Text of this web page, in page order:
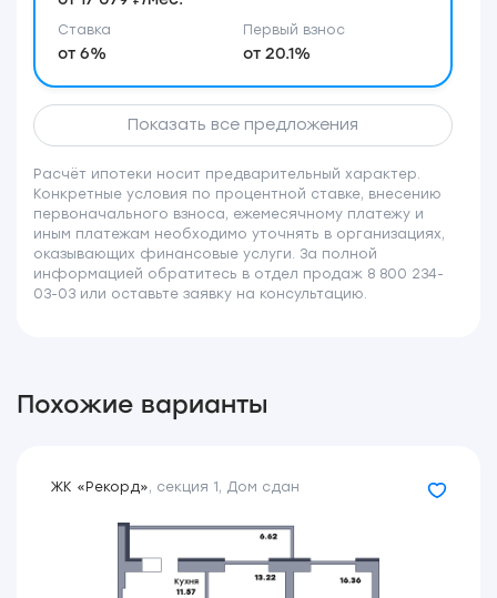
Ставка
от 6%
Первый взнос
от 20.1%
Показать все предложения
Расчёт ипотеки носит предварительный характер.
Конкретные условия по процентной ставке, внесению
первоначального взноса, ежемесячному платежу и
иным платежам необходимо уточнять в организациях,
оказывающих финансовые услуги. За полной
информацией обратитесь в отдел продаж 8 800 234-
03-03 или оставьте заявку на консультацию.
Похожие варианты
ЖК «Рекорд», секция 1 , Дом сдан